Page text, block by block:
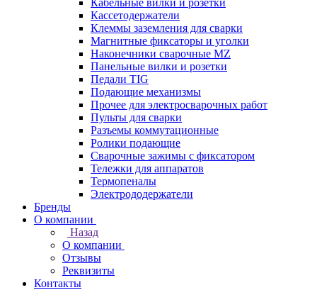
Кабельные вилки и розетки
Кассетодержатели
Клеммы заземления для сварки
Магнитные фиксаторы и уголки
Наконечники сварочные MZ
Панельные вилки и розетки
Педали TIG
Подающие механизмы
Прочее для электросварочных работ
Пульты для сварки
Разъемы коммутационные
Ролики подающие
Сварочные зажимы с фиксатором
Тележки для аппаратов
Термопеналы
Электрододержатели
Бренды
О компании
Назад
О компании
Отзывы
Реквизиты
Контакты